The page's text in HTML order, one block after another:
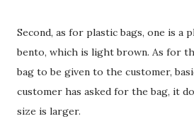
Second, as for plastic bags, one is a
bento, which is light brown. As for
bag to be given to the customer,
customer has asked for the bag, it
size is larger.